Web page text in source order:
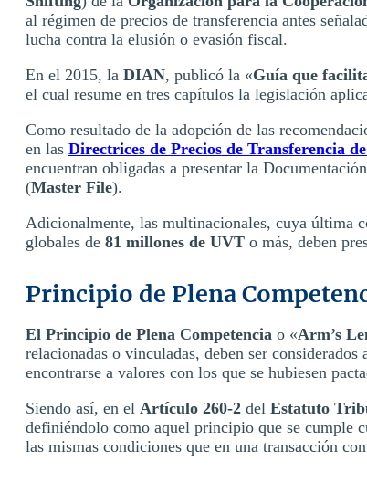
al régimen de precios de transferencia antes
lucha contra la elusión o evasión fiscal.
En el 2015, la DIAN, publicó la «Guía que
el cual resume en tres capítulos la legislación
Como resultado de la adopción de las
en las Directrices de Precios de Transferencia
encuentran obligadas a presentar la
(Master File).
Adicionalmente, las multinacionales, cuya última
globales de 81 millones de UVT o más, deben
Principio de Plena
El Principio de Plena Competencia o «Arm’s
relacionadas o vinculadas, deben ser
encontrarse a valores con los que se hubiesen
Siendo así, en el Artículo 260-2 del Estatuto
definiéndolo como aquel principio que se cumple
las mismas condiciones que en una transacción